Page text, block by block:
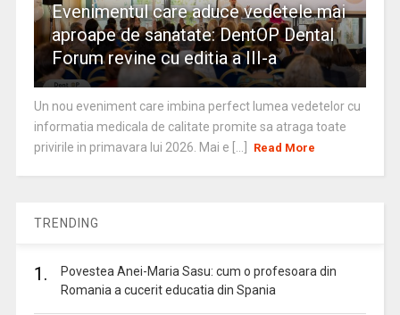
Evenimentul care aduce vedetele mai
aproape de sanatate: DentOP Dental
Forum revine cu editia a III-a
Un nou eveniment care imbina perfect lumea vedetelor cu
informatia medicala de calitate promite sa atraga toate
privirile in primavara lui 2026. Mai e [...]
Read More
TRENDING
1.
Povestea Anei-Maria Sasu: cum o profesoara din
Romania a cucerit educatia din Spania